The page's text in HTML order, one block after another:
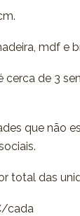
mdf e
cerca de 3
que não
total das
cada